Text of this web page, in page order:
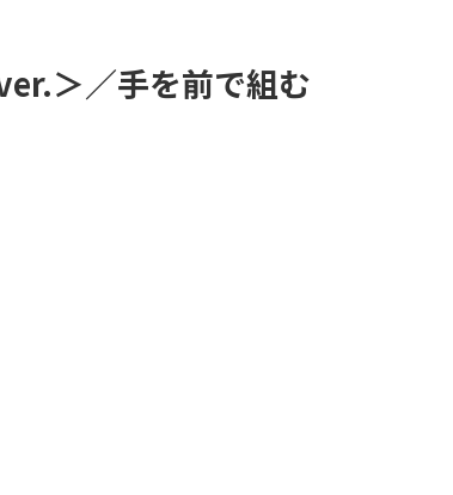
＞／手を前で組む